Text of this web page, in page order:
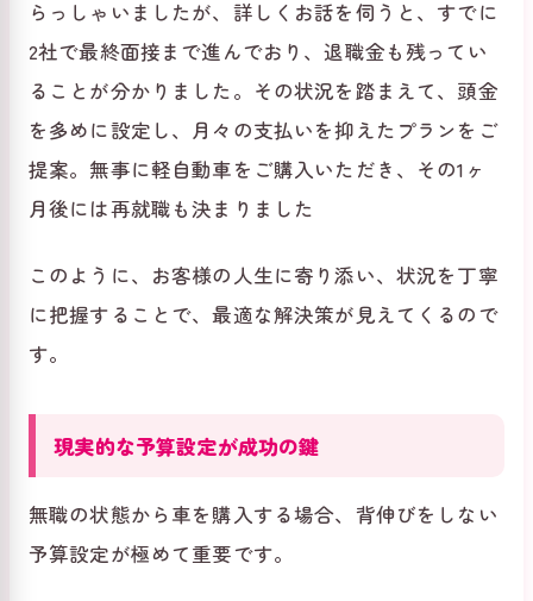
らっしゃいましたが、詳しくお話を伺うと、すでに
2社で最終面接まで進んでおり、退職金も残ってい
ることが分かりました。その状況を踏まえて、頭金
を多めに設定し、月々の支払いを抑えたプランをご
提案。無事に軽自動車をご購入いただき、その1ヶ
月後には再就職も決まりました
このように、お客様の人生に寄り添い、状況を丁寧
に把握することで、最適な解決策が見えてくるので
す。
現実的な予算設定が成功の鍵
無職の状態から車を購入する場合、背伸びをしない
予算設定が極めて重要です。